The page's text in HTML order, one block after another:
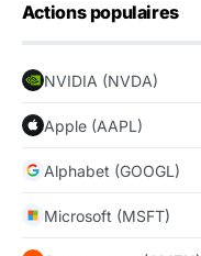
Actions populaires
NVIDIA (NVDA)
Apple (AAPL)
Alphabet (GOOGL)
Microsoft (MSFT)